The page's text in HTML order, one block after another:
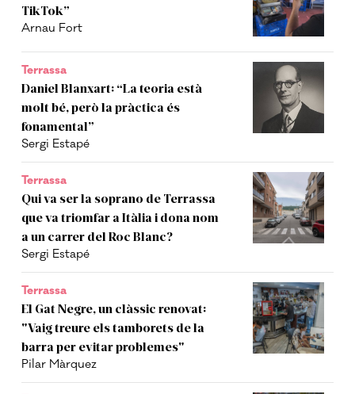
TikTok”
Arnau Fort
Terrassa
Daniel Blanxart: “La teoria està
molt bé, però la pràctica és
fonamental”
Sergi Estapé
Terrassa
Qui va ser la soprano de Terrassa
que va triomfar a Itàlia i dona nom
a un carrer del Roc Blanc?
Sergi Estapé
Terrassa
El Gat Negre, un clàssic renovat:
"Vaig treure els tamborets de la
barra per evitar problemes"
Pilar Màrquez